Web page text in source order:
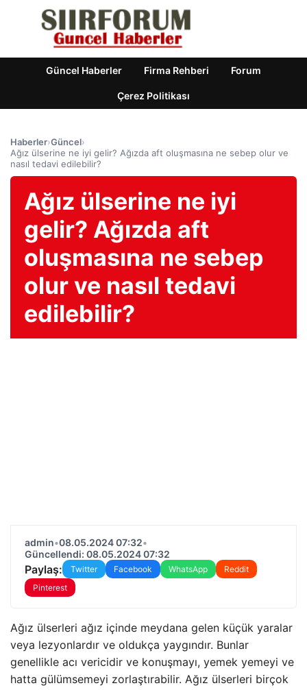
Güncel Haberler Firma Rehberi Forum
Çerez Politikası
Haberler›Güncel›
Ağız ülserine ne iyi gelir? Ağızda aft oluşmasına ne sebep olur ve
nasıl tedavi edilebilir?
Ağız ülserine ne iyi
gelir? Ağızda aft
oluşmasına ne sebep
olur ve nasıl tedavi
edilebilir?
admin•08.05.2024 07:32•
Güncellendi: 08.05.2024 07:32
Paylaş: Twitter Facebook WhatsApp
Reddit
Pinterest
Ağız ülserleri ağız içinde meydana gelen küçük yaralar
veya lezyonlardır ve oldukça yaygındır. Bunlar
genellikle acı vericidir ve konuşmayı, yemek yemeyi ve
hatta gülümsemeyi zorlaştırabilir. Ağız ülserleri birçok